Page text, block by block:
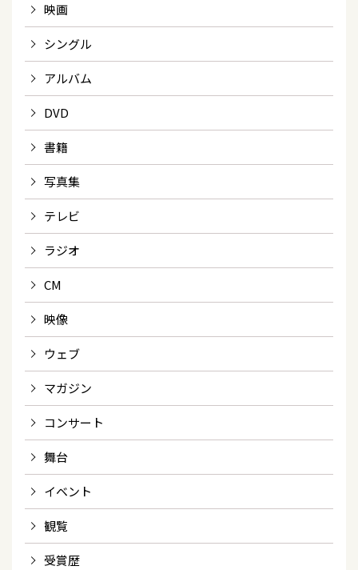
映画
シングル
アルバム
DVD
書籍
写真集
テレビ
ラジオ
CM
映像
ウェブ
マガジン
コンサート
舞台
イベント
観覧
受賞歴